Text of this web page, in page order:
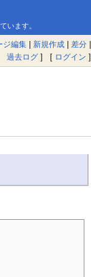
います。
ジ編集 | 新規作成 | 差分 |
過去ログ ] [ ログイン ]